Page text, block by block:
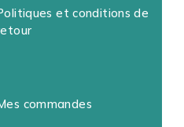
et conditions de
commandes